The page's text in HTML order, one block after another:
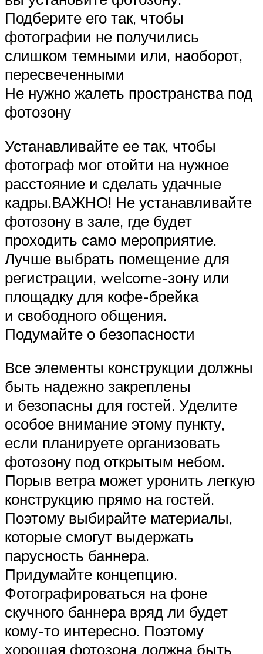
Подберите его так, чтобы
фотографии не получились
слишком темными или, наоборот,
пересвеченными
Не нужно жалеть пространства под
фотозону
Устанавливайте ее так, чтобы
фотограф мог отойти на нужное
расстояние и сделать удачные
кадры.ВАЖНО! Не устанавливайте
фотозону в зале, где будет
проходить само мероприятие.
Лучше выбрать помещение для
регистрации, welcome-зону или
площадку для кофе-брейка
и свободного общения.
Подумайте о безопасности
Все элементы конструкции должны
быть надежно закреплены
и безопасны для гостей. Уделите
особое внимание этому пункту,
если планируете организовать
фотозону под открытым небом.
Порыв ветра может уронить легкую
конструкцию прямо на гостей.
Поэтому выбирайте материалы,
которые смогут выдержать
парусность баннера.
Придумайте концепцию.
Фотографироваться на фоне
скучного баннера вряд ли будет
кому-то интересно. Поэтому
хорошая фотозона должна быть